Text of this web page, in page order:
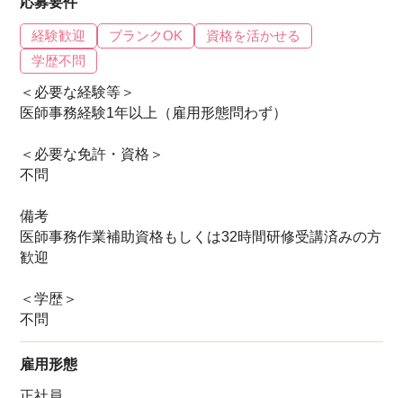
経験歓迎 ブランクOK
資格を活かせる
学歴不問
＜必要な経験等＞
医師事務経験1年以上（雇用形態問わず）
＜必要な免許・資格＞
不問
備考
医師事務作業補助資格もしくは32時間研修受講済みの方
歓迎
＜学歴＞
不問
雇用形態